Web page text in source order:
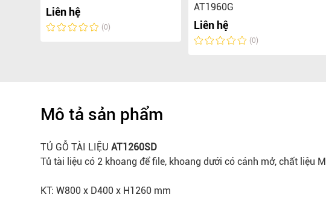
Liên hệ
(0)
AT1960G
Liên hệ
(0)
Mô tả sản phẩm
TỦ GỖ TÀI LIỆU AT1260SD
Tủ tài liệu có 2 khoang để file, khoang dưới có cánh mở, chất liệu
KT: W800 x D400 x H1260 mm